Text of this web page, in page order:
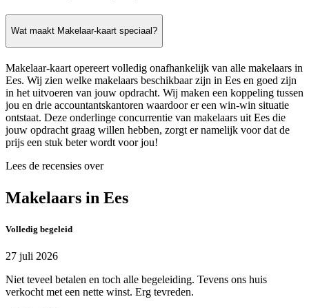
Wat maakt Makelaar-kaart speciaal?
Makelaar-kaart opereert volledig onafhankelijk van alle makelaars in
Ees. Wij zien welke makelaars beschikbaar zijn in Ees en goed zijn
in het uitvoeren van jouw opdracht. Wij maken een koppeling tussen
jou en drie accountantskantoren waardoor er een win-win situatie
ontstaat. Deze onderlinge concurrentie van makelaars uit Ees die
jouw opdracht graag willen hebben, zorgt er namelijk voor dat de
prijs een stuk beter wordt voor jou!
Lees de recensies over
Makelaars in Ees
Volledig begeleid
27 juli 2026
Niet teveel betalen en toch alle begeleiding. Tevens ons huis
verkocht met een nette winst. Erg tevreden.